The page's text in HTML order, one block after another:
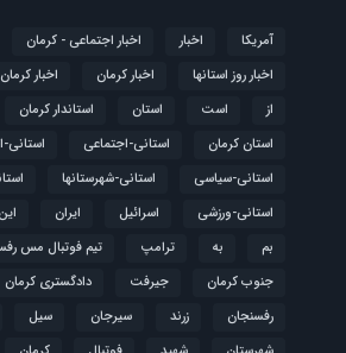
آمریکا اخبار اخبار اجتماعی - کرمان
اخبار روز استانها
اخبار کرمان
اخبار
از
است استان استاندار کرمان
استان کرمان
استانی-اجتماعی
استانی-سیاسی
استانی-شهرستانها
استانی-ورزشی
اسرائیل ایران این
بم
به ترامپ
تیم فوتبال مس
جنوب کرمان
جیرفت دادگستری کرمان
رفسنجان
زرند سیرجان سیل